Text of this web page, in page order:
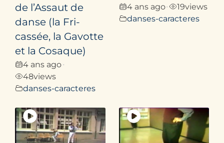
de l’Assaut de
danse (la Fri­
cassée, la Gavotte
et la Cosaque)
4 ans ago•
48views
danses-caracteres
4 ans ago• 19views
danses-caracteres